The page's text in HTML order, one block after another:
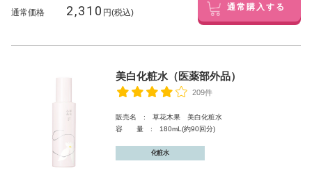
通常価格 2,310 円(税込) 通常購入する
美白化粧水（医薬部外品）
209件
販売名 : 草花木果 美白化粧水
容 量 : 180mL(約90回分)
化粧水